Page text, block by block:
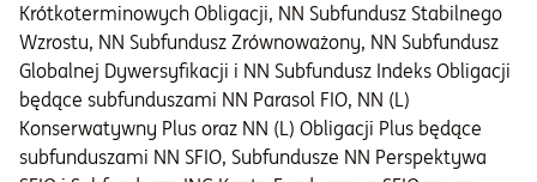
Krótkoterminowych Obligacji, NN Subfundusz Stabilnego
Wzrostu, NN Subfundusz Zrównoważony, NN Subfundusz
Globalnej Dywersyfikacji i NN Subfundusz Indeks Obligacji
będące subfunduszami NN Parasol FIO, NN (L)
Konserwatywny Plus oraz NN (L) Obligacji Plus będące
subfunduszami NN SFIO, Subfundusze NN Perspektywa